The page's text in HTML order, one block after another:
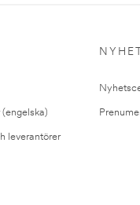
(engelska)
leverantörer